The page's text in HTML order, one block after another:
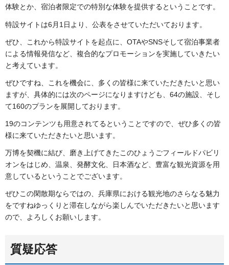
体験とか、宿泊者限定での特別な体験を提供するということです。
特設サイトは6月1日より、公表をさせていただいております。
ぜひ、これから特設サイトを起点に、OTAやSNSそして宿泊事業者
による情報発信など、複合的なプロモーションを実施していきたい
と考えています。
ぜひですね、これを機会に、多くの皆様に来ていただきたいと思い
ますが、具体的には次のページになりますけども、64の施設、そし
て160のプランを展開しております。
19のコンテンツも用意されてるということですので、ぜひ多くの皆
様に来ていただきたいと思います。
万博を契機に結び、磨き上げてきたこのひょうごフィールドパビリ
オンをはじめ、温泉、発酵文化、日本酒など、豊富な観光資源を用
意しているということでございます。
ぜひこの閑散期ならではの、兵庫県における観光地のさらなる魅力
をですねゆっくりと滞在しながら楽しんでいただきたいと思います
ので、よろしくお願いします。
質疑応答